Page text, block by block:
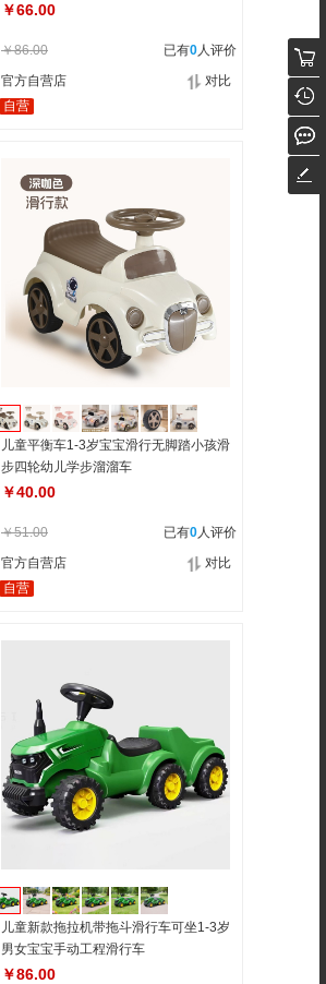
￥66.00
￥86.00 已有0人评价
官方自营店
对比
自营
儿童平衡车1-3岁宝宝滑行无脚踏小孩滑
步四轮幼儿学步溜溜车
￥40.00
￥51.00 已有0人评价
官方自营店
对比
自营
儿童新款拖拉机带拖斗滑行车可坐1-3岁
男女宝宝手动工程滑行车
￥86.00